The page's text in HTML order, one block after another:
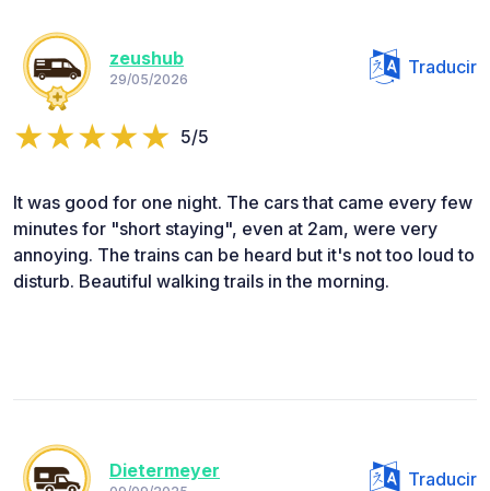
zeushub
29/05/2026
Traducir
5/5
It was good for one night. The cars that came every few
minutes for "short staying", even at 2am, were very
annoying. The trains can be heard but it's not too loud to
disturb. Beautiful walking trails in the morning.
Dietermeyer Traducir